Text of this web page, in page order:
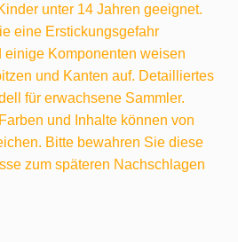
unter 14 Jahren geeignet.
eine Erstickungsgefahr
einige Komponenten weisen
und Kanten auf. Detailliertes
für erwachsene Sammler.
und Inhalte können von
Bitte bewahren Sie diese
zum späteren Nachschlagen